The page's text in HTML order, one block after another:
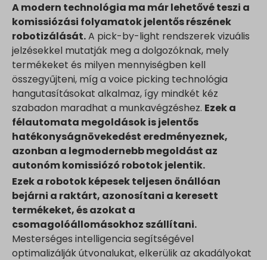
A modern technológia ma már lehetővé teszi a
komissiózási folyamatok jelentős részének
robotizálását.A pick-by-light rendszerek vizuális
jelzésekkel mutatják meg a dolgozóknak, mely
termékeket és milyen mennyiségben kell
összegyűjteni, míg a voice picking technológia
hangutasításokat alkalmaz, így mindkét kéz
szabadon maradhat a munkavégzéshez. Ezek a
félautomata megoldások is jelentős
hatékonyságnövekedést eredményeznek,
azonban a legmodernebb megoldást az
autonóm komissiózó robotok jelentik.
Ezek a robotok képesek teljesen önállóan
bejárni a raktárt, azonosítani a keresett
termékeket, és azokat a
csomagolóállomásokhoz szállítani.
Mesterséges intelligencia segítségével
optimalizálják útvonalukat, elkerülik az akadályokat